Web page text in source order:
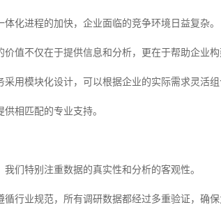
体化进程的加快，企业面临的竞争环境日益复杂。
价值不仅在于提供信息和分析，更在于帮助企业构
采用模块化设计，可以根据企业的实际需求灵活
相匹配的专业支持。
我们特别注重数据的真实性和分析的客观性。
循行业规范，所有调研数据都经过多重验证，确